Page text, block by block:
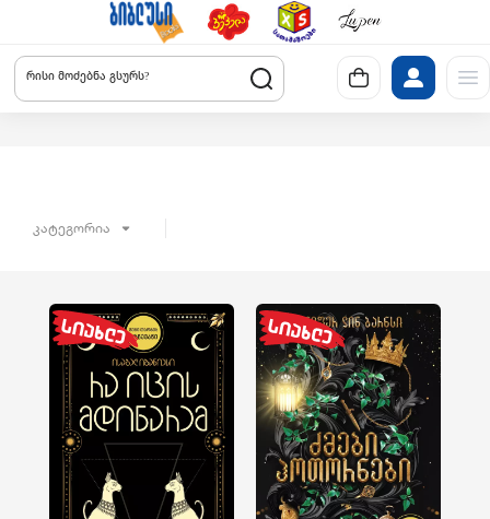
რისი მოძებნა გსურს?
კატეგორია